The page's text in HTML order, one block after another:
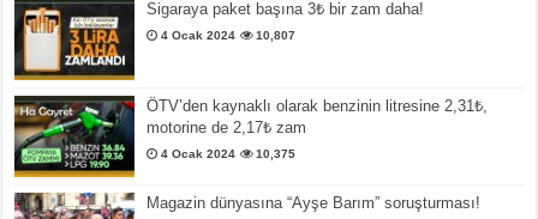
Sigaraya paket başına 3₺ bir zam daha!
4 Ocak 2024 10,807
ÖTV’den kaynaklı olarak benzinin litresine 2,31₺,
motorine de 2,17₺ zam
4 Ocak 2024 10,375
Magazin dünyasına “Ayşe Barım” soruşturması!